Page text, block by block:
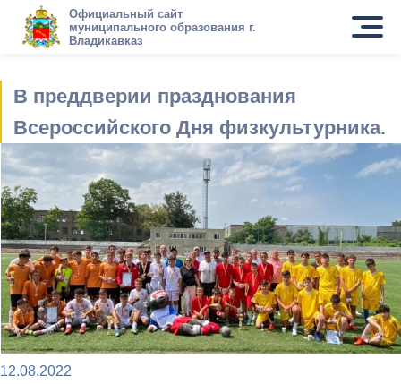
Официальный сайт
муниципального образования г.
Владикавказ
В преддверии празднования
Всероссийского Дня физкультурника.
12.08.2022